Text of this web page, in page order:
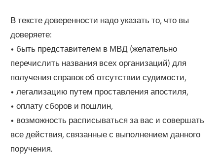
В тексте доверенности надо указать то, что вы
доверяете:
• быть представителем в МВД (желательно
перечислить названия всех организаций) для
получения справок об отсутствии судимости,
• легализацию путем проставления апостиля,
• оплату сборов и пошлин,
• возможность расписываться за вас и совершать
все действия, связанные с выполнением данного
поручения.